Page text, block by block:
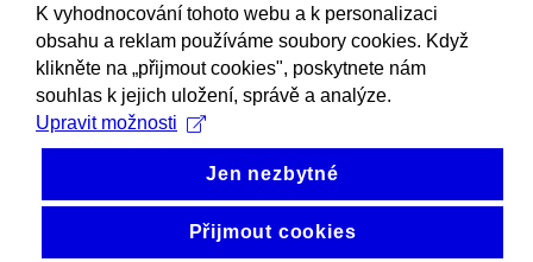
K vyhodnocování tohoto webu a k personalizaci
obsahu a reklam používáme soubory cookies. Když
klikněte na „přijmout cookies", poskytnete nám
souhlas k jejich uložení, správě a analýze.
Upravit možnosti
Jen nezbytné
Přijmout cookies